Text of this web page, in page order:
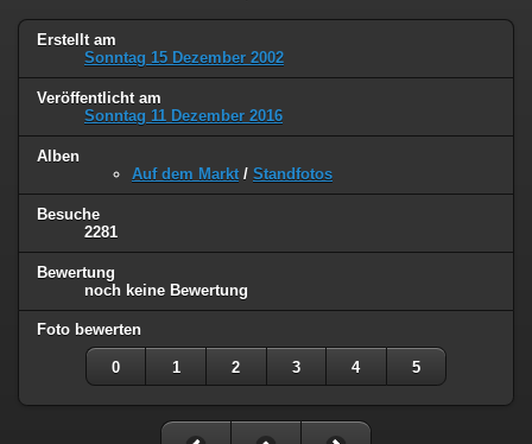
Erstellt am
Sonntag 15 Dezember 2002
Veröffentlicht am
Sonntag 11 Dezember 2016
Alben
Auf dem Markt / Standfotos
Besuche
2281
Bewertung
noch keine Bewertung
Foto bewerten
0 1 2 3 4 5